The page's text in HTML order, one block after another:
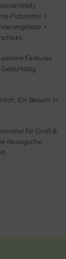
Putzmittel +
+
Features
Geburtstag
Ein Besuch in
für Groß &
ökologische